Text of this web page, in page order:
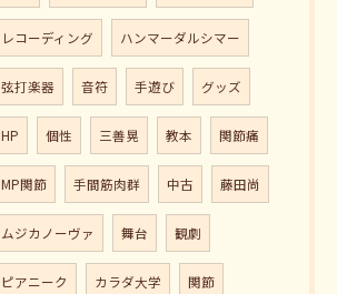
レコーディング ハンマーダルシマー
弦打楽器 音符 手遊び グッズ
HP 個性 三善晃 教本 関節痛
MP関節 手間筋肉群 中古 藤田尚
ムジカノーヴァ 舞台 観劇
ピアニーク カラダ大学 関節